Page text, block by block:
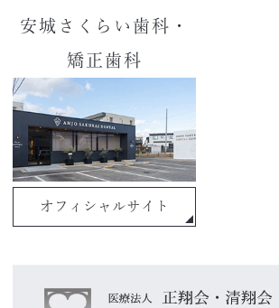
安城さくらい歯科・
矯正歯科
オフィシャルサイト